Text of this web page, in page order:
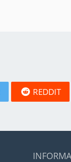
REDDIT